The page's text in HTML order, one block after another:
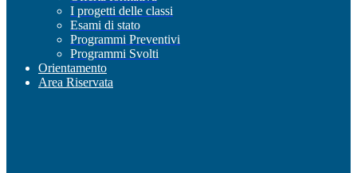
I progetti delle classi
Esami di stato
Programmi Preventivi
Programmi Svolti
Orientamento
Area Riservata